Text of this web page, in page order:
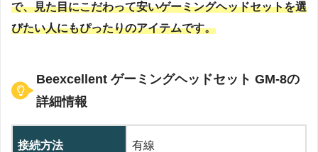
で、見た目にこだわって安いゲーミングヘッドセットを選
びたい人にもぴったりのアイテムです。
‎‎Beexcellent ゲーミングヘッドセット GM-8の
詳細情報
接続方法 ‎‎有線